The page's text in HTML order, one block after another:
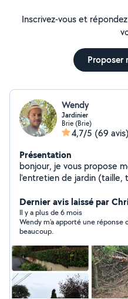
Inscrivez-vous et
Proposer
Wendy
Jardinier
Brie (Brie)
4,7/5 (69 avis)
Présentation
bonjour, je vous propose mes services pour : -
l'entretien de jardin (taille,
demoussage de toiture -petit bricolage -petite peinture
n'hésitez pas à me contacter
Dernier avis laissé par
Il y a plus de 6 mois
Wendy m’a apporté une
beaucoup.